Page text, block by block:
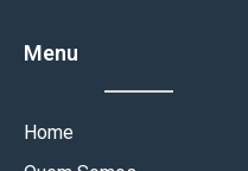
Menu
Home